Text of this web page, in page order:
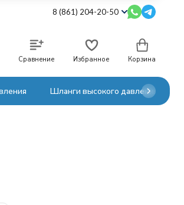
8 (861) 204-20-50
Сравнение Избранное Корзина
Шланги высокого давления